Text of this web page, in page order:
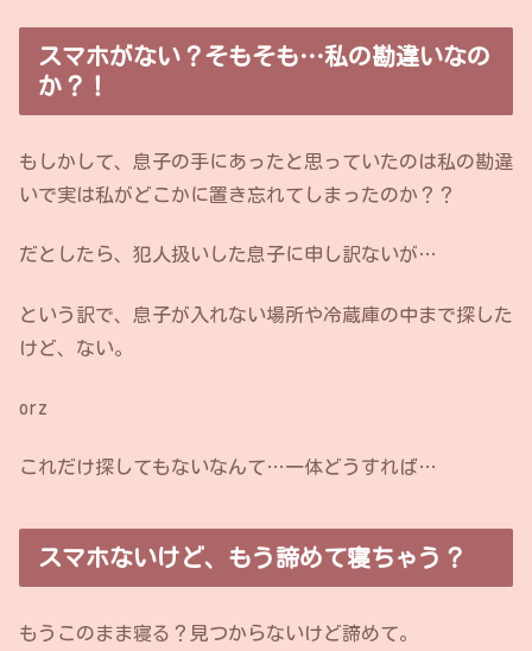
スマホがない？そもそも…私の勘違いなの
か？！
もしかして、息子の手にあったと思っていたのは私の勘違
いで実は私がどこかに置き忘れてしまったのか？？
だとしたら、犯人扱いした息子に申し訳ないが…
という訳で、息子が入れない場所や冷蔵庫の中まで探した
けど、ない。
orz
これだけ探してもないなんて…一体どうすれば…
スマホないけど、もう諦めて寝ちゃう？
もうこのまま寝る？見つからないけど諦めて。